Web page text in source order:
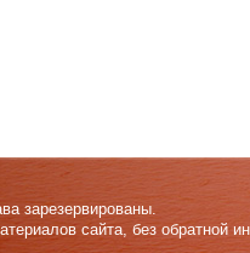
зарезервированы.
сайта, без обратной